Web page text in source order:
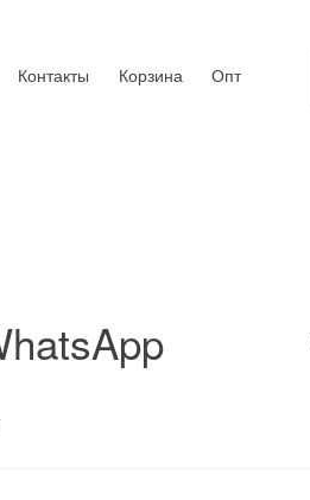
Контакты Корзина Опт